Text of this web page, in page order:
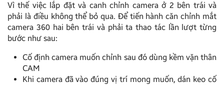
Vì thế việc lắp đặt và canh chỉnh camera ở 2 bên trái và
phải là điều không thể bỏ qua. Để tiến hành căn chỉnh mắt
camera 360 hai bên trái và phải ta thao tác lần lượt từng
bước như sau:
Cố định camera muốn chỉnh sau đó dùng kềm vặn thân
CAM
Khi camera đã vào đúng vị trí mong muốn, dán keo cố